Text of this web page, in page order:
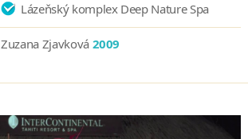
Lázeňský komplex Deep Nature Spa
Zuzana Zjavková 2009